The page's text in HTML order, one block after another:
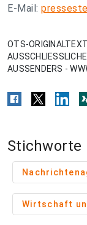
E-Mail:
OTS-
AUSSENDERS -
Stichworte
Wirtschaft